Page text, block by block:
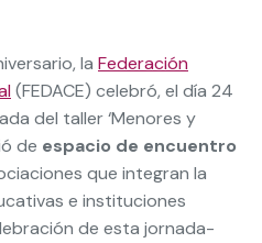
la Federación
(FEDACE) celebró, el día 24
del taller ‘Menores y
de espacio de encuentro
que integran la
e instituciones
de esta jornada-